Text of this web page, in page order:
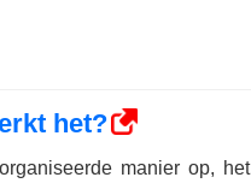
het?
manier op, het